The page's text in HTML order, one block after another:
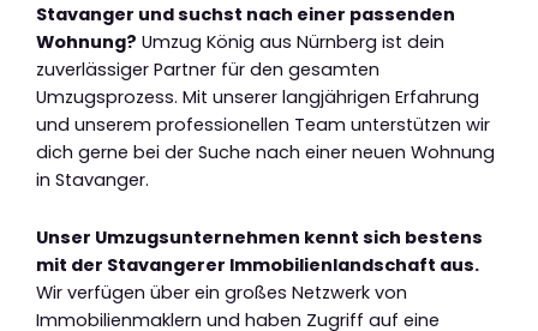
Stavanger und suchst nach einer passenden
Wohnung? Umzug König aus Nürnberg ist dein
zuverlässiger Partner für den gesamten
Umzugsprozess. Mit unserer langjährigen Erfahrung
und unserem professionellen Team unterstützen wir
dich gerne bei der Suche nach einer neuen Wohnung
in Stavanger.
Unser Umzugsunternehmen kennt sich bestens
mit der Stavangerer Immobilienlandschaft aus.
Wir verfügen über ein großes Netzwerk von
Immobilienmaklern und haben Zugriff auf eine